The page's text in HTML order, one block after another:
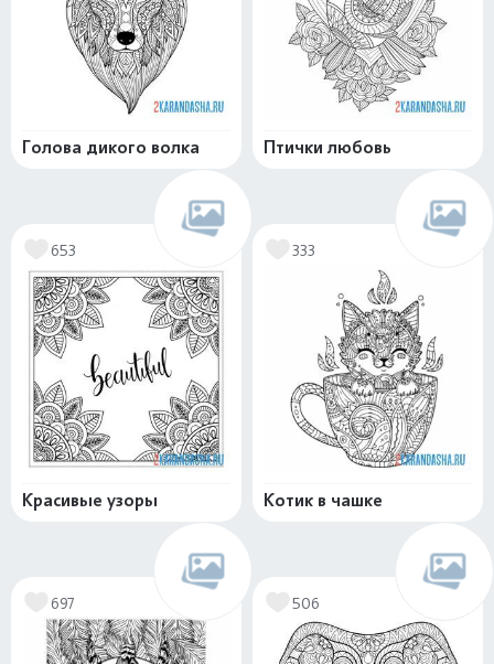
Голова дикого волка Птички любовь
653
Красивые узоры
333
Котик в чашке
697 506